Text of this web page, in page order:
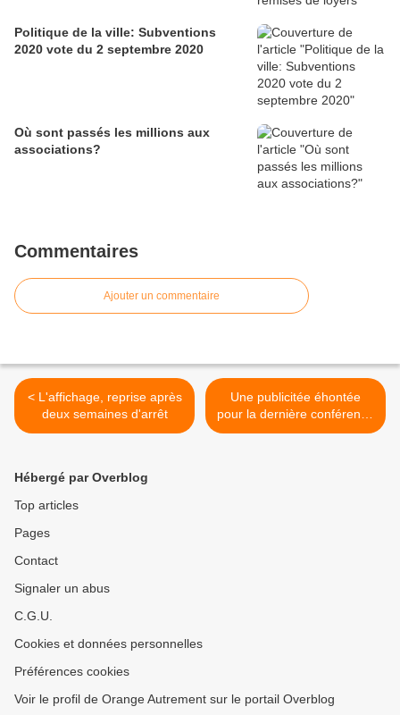
Politique de la ville: Subventions
2020 vote du 2 septembre 2020
Où sont passés les millions aux
associations?
Commentaires
Ajouter un commentaire
< L'affichage, reprise après
deux semaines d'arrêt
Une publicitée éhontée
pour la dernière conférence
du cycle >
Hébergé par Overblog
Top articles
Pages
Contact
Signaler un abus
C.G.U.
Cookies et données personnelles
Préférences cookies
Voir le profil de Orange Autrement sur le portail Overblog